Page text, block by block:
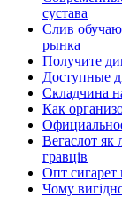
сустава
Слив
рынка
Получите
Доступные
Складчина
Как
Вегаслот як
гравців
Опт сигарет
Чому